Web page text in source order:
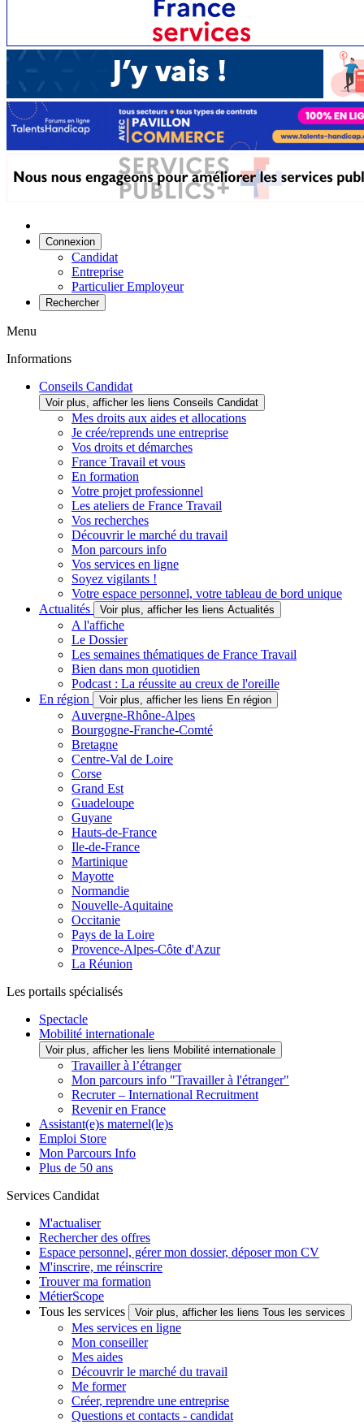
Connexion
Candidat
Entreprise
Particulier Employeur
Rechercher
Menu
Informations
Conseils Candidat
Voir plus, afficher les liens Conseils Candidat
Mes droits aux aides et allocations
Je crée/reprends une entreprise
Vos droits et démarches
France Travail et vous
En formation
Votre projet professionnel
Les ateliers de France Travail
Vos recherches
Découvrir le marché du travail
Mon parcours info
Vos services en ligne
Soyez vigilants !
Votre espace personnel, votre tableau de bord unique
Actualités
Voir plus, afficher les liens Actualités
A l'affiche
Le Dossier
Les semaines thématiques de France Travail
Bien dans mon quotidien
Podcast : La réussite au creux de l'oreille
En région
Voir plus, afficher les liens En région
Auvergne-Rhône-Alpes
Bourgogne-Franche-Comté
Bretagne
Centre-Val de Loire
Corse
Grand Est
Guadeloupe
Guyane
Hauts-de-France
Ile-de-France
Martinique
Mayotte
Normandie
Nouvelle-Aquitaine
Occitanie
Pays de la Loire
Provence-Alpes-Côte d'Azur
La Réunion
Les portails spécialisés
Spectacle
Mobilité internationale
Voir plus, afficher les liens Mobilité internationale
Travailler à l’étranger
Mon parcours info "Travailler à l'étranger"
Recruter – International Recruitment
Revenir en France
Assistant(e)s maternel(le)s
Emploi Store
Mon Parcours Info
Plus de 50 ans
Services Candidat
M'actualiser
Rechercher des offres
Espace personnel, gérer mon dossier, déposer mon CV
M'inscrire, me réinscrire
Trouver ma formation
MétierScope
Tous les services
Voir plus, afficher les liens Tous les services
Mes services en ligne
Mon conseiller
Mes aides
Découvrir le marché du travail
Me former
Créer, reprendre une entreprise
Questions et contacts - candidat